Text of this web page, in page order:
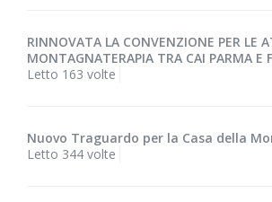
RINNOVATA LA CONVENZIONE PER LE
MONTAGNATERAPIA TRA CAI PARMA E
Letto 163 volte
Nuovo Traguardo per la Casa della
Letto 344 volte